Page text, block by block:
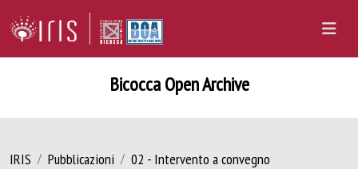
Bicocca Open Archive
IRIS Pubblicazioni 02 - Intervento a convegno